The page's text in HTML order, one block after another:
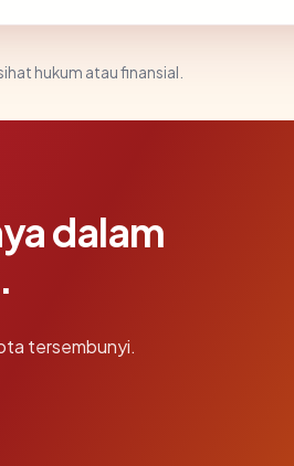
hukum atau finansial.
dalam
tersembunyi.